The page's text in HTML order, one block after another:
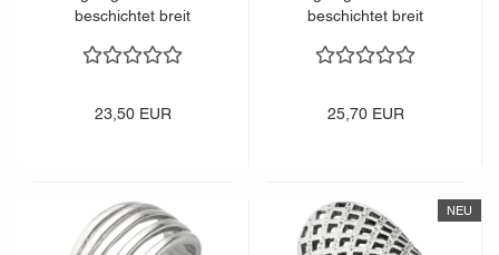
beschichtet breit
23,50 EUR
beschichtet breit
25,70 EUR
NEU